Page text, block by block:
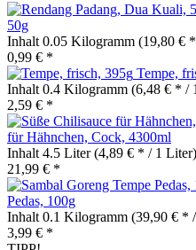
50g
Inhalt 0.05 Kilogramm (19,80 €
0,99 € *
Tempe,
Inhalt 0.4 Kilogramm (6,48 € * /
2,59 € *
für Hähnchen, Cock, 4300ml
Inhalt 4.5 Liter(4,89 € * / 1 Liter)
21,99 € *
Pedas, 100g
Inhalt 0.1 Kilogramm (39,90 € *
3,99 € *